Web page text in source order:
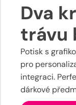
Dva
trávu
Potisk s
pro
integraci.
dárkové